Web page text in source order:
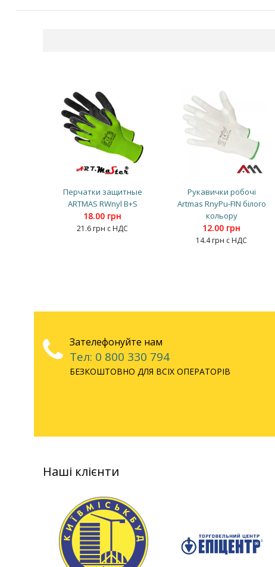
Перчатки защитные
ARTMAS RWnyl B+S
18.00 грн
21.6 грн с НДС
Рукавички робочі
Artmas RnyPu-FIN білого
кольору
12.00 грн
14.4 грн с НДС
Зателефонуйте нам
Тел: 0 800 330 794
БЕЗКОШТОВНО ДЛЯ ВСІХ ОПЕРАТОРІВ
Наші клієнти